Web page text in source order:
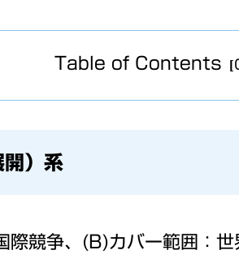
Table of Contents
）系
際競争、(B)カバー範囲：